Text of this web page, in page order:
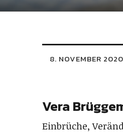
8. NOVEMBER 2020
Vera
Einbrüche,